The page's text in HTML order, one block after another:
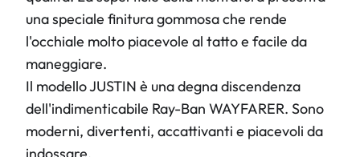
una speciale finitura gommosa che rende
l'occhiale molto piacevole al tatto e facile da
maneggiare.
Il modello JUSTIN è una degna discendenza
dell'indimenticabile Ray-Ban WAYFARER. Sono
moderni, divertenti, accattivanti e piacevoli da